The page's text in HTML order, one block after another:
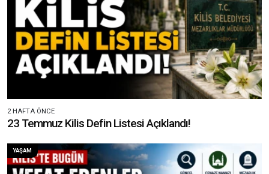
2 HAFTA ÖNCE
23 Temmuz Kilis Defin Listesi Açıklandı!
YAŞAM